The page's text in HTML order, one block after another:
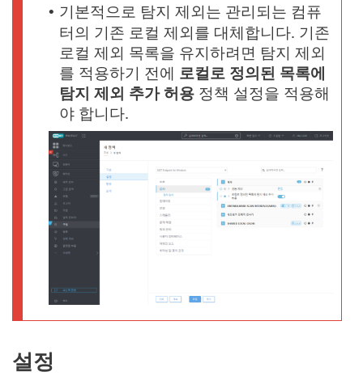
• 기본적으로 탐지 제외는 관리되는 컴퓨
터의 기존 로컬 제외를 대체합니다. 기존
로컬 제외 목록을 유지하려면 탐지 제외
를 적용하기 전에 로컬로 정의된 목록에
탐지 제외 추가 허용 정책 설정을 적용해
야 합니다.
설정